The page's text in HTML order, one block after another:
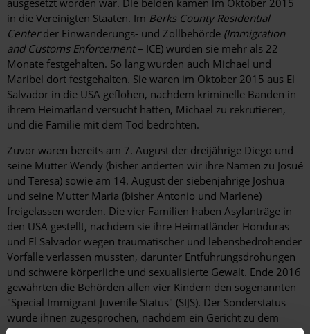
ausgesetzt worden war. Die beiden kamen im Oktober 2015
in die Vereinigten Staaten. Im Berks County Residential
Centerder Einwanderungs- und Zollbehörde (Immigration
and Customs Enforcement– ICE) wurden sie mehr als 22
Monate festgehalten. So lang wurden auch Michael und
Maribel dort festgehalten. Sie waren im Oktober 2015 aus El
Salvador in die USA geflohen, nachdem kriminelle Banden in
ihrem Heimatland versucht hatten, Michael zu rekrutieren,
und die Familie mit dem Tod bedrohten.
Zuvor waren bereits am 7. August der dreijährige Diego und
seine Mutter Wendy (bisher änderten wir ihre Namen zu Josué
und Teresa) sowie am 14. August der siebenjährige Joshua
und seine Mutter Maria (bisher Antonio und Marlene)
freigelassen worden. Die vier Familien haben Asylanträge in
den USA gestellt, nachdem sie ihre Heimatländer Honduras
und El Salvador wegen traumatischer und lebensbedrohender
Vorfälle verlassen mussten, darunter Entführungsdrohungen
und schwere körperliche und sexualisierte Gewalt. Ende 2016
gewährten die Behörden allen vier Kindern den sogenannten
"Special Immigrant Juvenile Status" (SIJS). Der Sonderstatus
wurde ihnen zugesprochen, nachdem ein Gericht zu dem